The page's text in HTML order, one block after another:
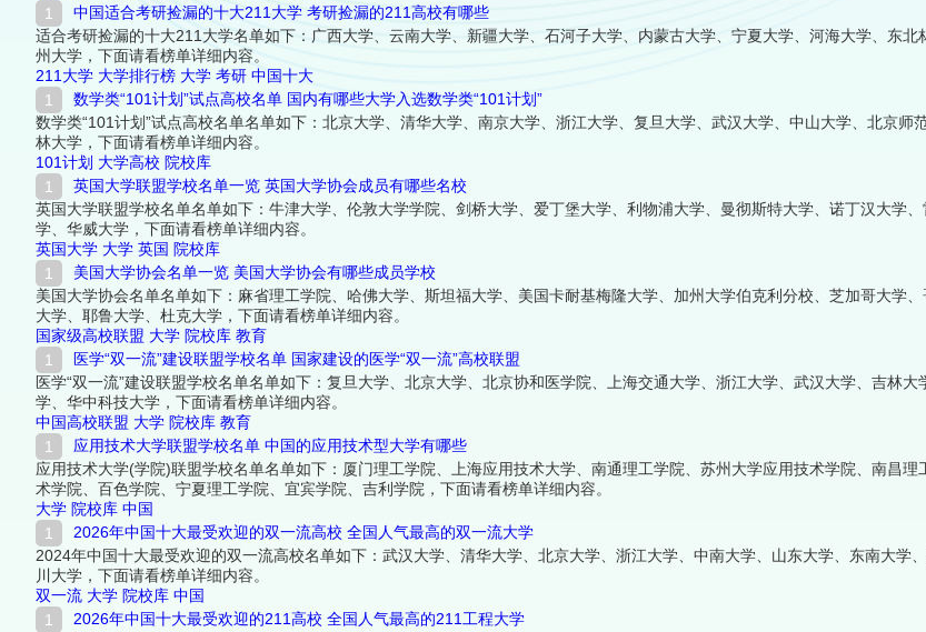
中国适合考研捡漏的十大211大学 考研捡漏的211高校有哪些
适合考研捡漏的十大211大学名单如下：广西大学、云南大学、新疆大学、石河子大学、内蒙古大学、宁夏大学、河海大学、东北
州大学，下面请看榜单详细内容。
211大学 大学排行榜 大学 考研 中国十大
数学类“101计划”试点高校名单 国内有哪些大学入选数学类“101计划”
数学类“101计划”试点高校名单名单如下：北京大学、清华大学、南京大学、浙江大学、复旦大学、武汉大学、中山大学、北京师
林大学，下面请看榜单详细内容。
101计划 大学高校 院校库
英国大学联盟学校名单一览 英国大学协会成员有哪些名校
英国大学联盟学校名单名单如下：牛津大学、伦敦大学学院、剑桥大学、爱丁堡大学、利物浦大学、曼彻斯特大学、诺丁汉大学
学、华威大学，下面请看榜单详细内容。
英国大学 大学 英国 院校库
美国大学协会名单一览 美国大学协会有哪些成员学校
美国大学协会名单名单如下：麻省理工学院、哈佛大学、斯坦福大学、美国卡耐基梅隆大学、加州大学伯克利分校、芝加哥大学
大学、耶鲁大学、杜克大学，下面请看榜单详细内容。
国家级高校联盟 大学 院校库 教育
医学“双一流”建设联盟学校名单 国家建设的医学“双一流”高校联盟
医学“双一流”建设联盟学校名单名单如下：复旦大学、北京大学、北京协和医学院、上海交通大学、浙江大学、武汉大学、吉林大
学、华中科技大学，下面请看榜单详细内容。
中国高校联盟 大学 院校库 教育
应用技术大学联盟学校名单 中国的应用技术型大学有哪些
应用技术大学(学院)联盟学校名单名单如下：厦门理工学院、上海应用技术大学、南通理工学院、苏州大学应用技术学院、南昌理
术学院、百色学院、宁夏理工学院、宜宾学院、吉利学院，下面请看榜单详细内容。
大学 院校库 中国
2026年中国十大最受欢迎的双一流高校 全国人气最高的双一流大学
2024年中国十大最受欢迎的双一流高校名单如下：武汉大学、清华大学、北京大学、浙江大学、中南大学、山东大学、东南大学
川大学，下面请看榜单详细内容。
双一流 大学 院校库 中国
2026年中国十大最受欢迎的211高校 全国人气最高的211工程大学